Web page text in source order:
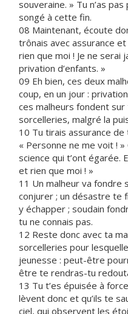
souveraine. » Tu n’as
songé à cette fin.
08 Maintenant, écoute
trônais avec assurance
rien que moi ! Je ne serai
privation d’enfants. »
09 Eh bien, ces deux
coup, en un jour :
ces malheurs fondent
sorcelleries, malgré la
10 Tu tirais assurance de
« Personne ne me voit !
science qui t’ont égarée.
et rien que moi ! »
11 Un malheur va fondre
conjurer ; un désastre te
y échapper ; soudain
tu ne connais pas.
12 Reste donc avec ta
sorcelleries pour
jeunesse : peut-être
être te rendras-tu
13 Tu t’es épuisée à
lèvent donc et qu’ils te
ciel, qui observent les